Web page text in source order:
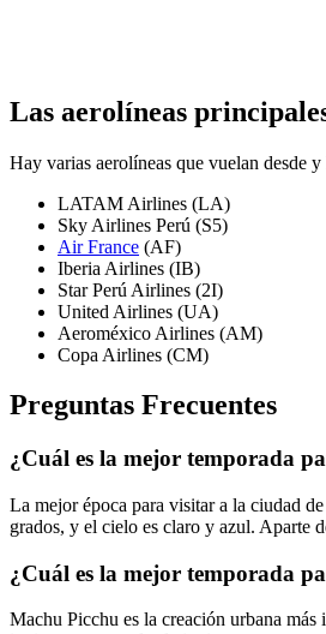
Las aerolíneas
Hay varias aerolíneas que vuelan desde
LATAM Airlines (LA)
Sky Airlines Perú (S5)
Air France (AF)
Iberia Airlines (IB)
Star Perú Airlines (2I)
United Airlines (UA)
Aeroméxico Airlines (AM)
Copa Airlines (CM)
Preguntas Frecuentes
¿Cuál es la mejor temporada
La mejor época para visitar a la ciudad
grados, y el cielo es claro y azul. Aparte
¿Cuál es la mejor temporada
Machu Picchu es la creación urbana